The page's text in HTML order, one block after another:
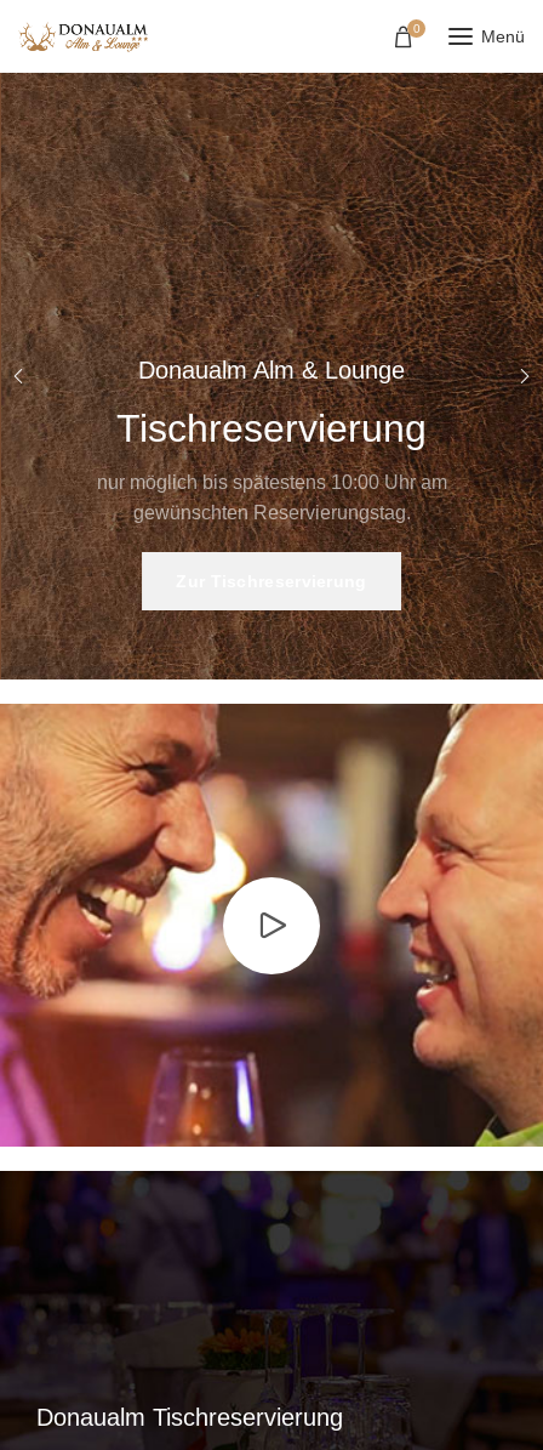
0 Menü
Donaualm Alm & Lounge
Tischreservierung
nur möglich bis spätestens 10:00 Uhr am
gewünschten Reservierungstag.
DJ-Act
Donaualm Tischreservierung